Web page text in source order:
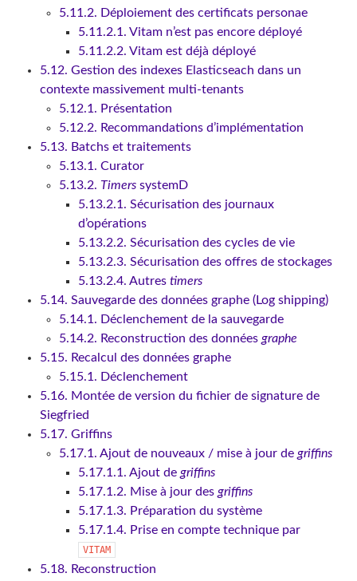
5.11.2. Déploiement des certificats personae
5.11.2.1. Vitam n’est pas encore déployé
5.11.2.2. Vitam est déjà déployé
5.12. Gestion des indexes Elasticseach dans un
contexte massivement multi-tenants
5.12.1. Présentation
5.12.2. Recommandations d’implémentation
5.13. Batchs et traitements
5.13.1. Curator
5.13.2. TimerssystemD
5.13.2.1. Sécurisation des journaux
d’opérations
5.13.2.2. Sécurisation des cycles de vie
5.13.2.3. Sécurisation des offres de stockages
5.13.2.4. Autres timers
5.14. Sauvegarde des données graphe (Log shipping)
5.14.1. Déclenchement de la sauvegarde
5.14.2. Reconstruction des données graphe
5.15. Recalcul des données graphe
5.15.1. Déclenchement
5.16. Montée de version du fichier de signature de
Siegfried
5.17. Griffins
5.17.1. Ajout de nouveaux / mise à jour de griffins
5.17.1.1. Ajout de griffins
5.17.1.2. Mise à jour des griffins
5.17.1.3. Préparation du système
5.17.1.4. Prise en compte technique par
VITAM
5.18. Reconstruction